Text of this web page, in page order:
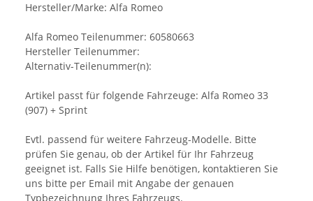
Hersteller/Marke: Alfa Romeo
Alfa Romeo Teilenummer: 60580663
Hersteller Teilenummer:
Alternativ-Teilenummer(n):
Artikel passt für folgende Fahrzeuge: Alfa Romeo 33
(907) + Sprint
Evtl. passend für weitere Fahrzeug-Modelle. Bitte
prüfen Sie genau, ob der Artikel für Ihr Fahrzeug
geeignet ist. Falls Sie Hilfe benötigen, kontaktieren Sie
uns bitte per Email mit Angabe der genauen
Typbezeichnung Ihres Fahrzeugs.